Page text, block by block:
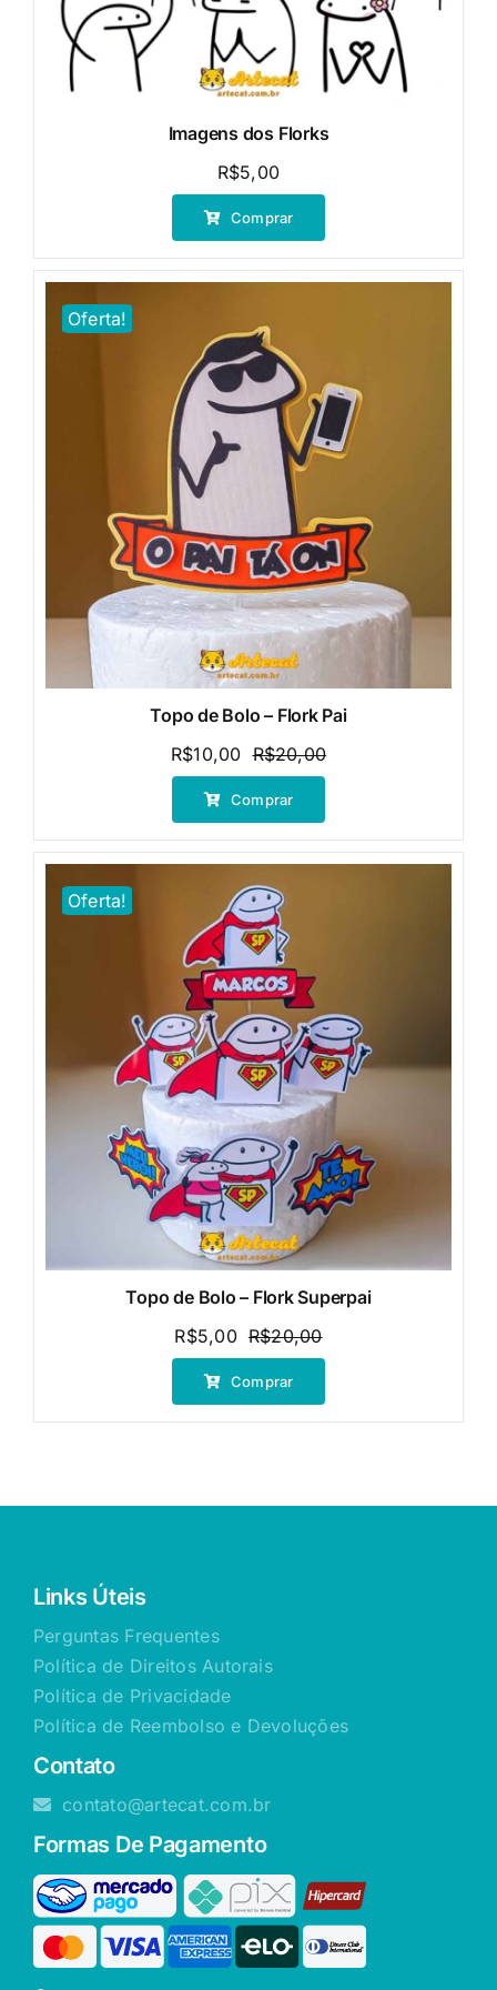
Imagens dos Florks
R$5,00
Comprar
Oferta!
Topo de Bolo – Flork Pai
R$20,00O
preço
R$10,00
O
preço
Comprar
Oferta!
Topo de Bolo – Flork Superpai
R$20,00O
preço
era:
R$5,00
O
preço
é:
Comprar
Links Úteis
Perguntas Frequentes
Política de Direitos Autorais
Política de Privacidade
Política de Reembolso e Devoluções
Contato
contato@artecat.com.br
Formas De Pagamento